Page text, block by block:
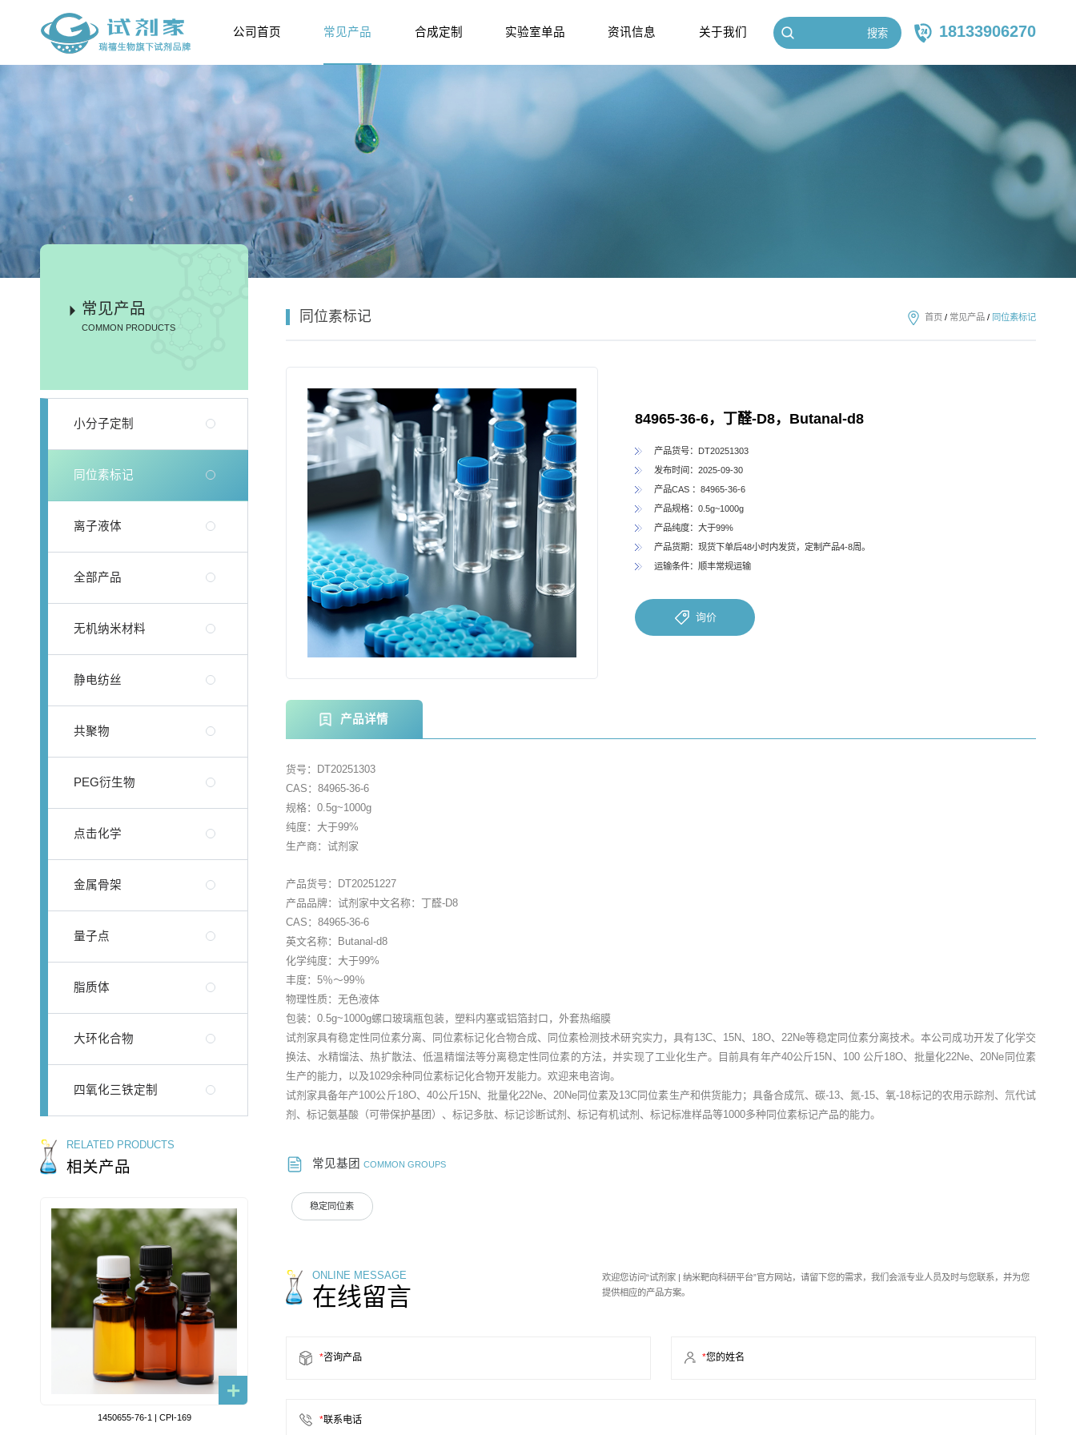
公司首页 常见产品 合成定制 实验室单品 资讯信息 关于我们 搜索 18133906270
常见产品
COMMON PRODUCTS
小分子定制
同位素标记
离子液体
全部产品
无机纳米材料
静电纺丝
共聚物
PEG衍生物
点击化学
金属骨架
量子点
脂质体
大环化合物
四氧化三铁定制
RELATED PRODUCTS
相关产品
1450655-76-1 | CPI-169
同位素标记 首页 / 常见产品 / 同位素标记
84965-36-6，丁醛-D8，Butanal-d8
产品货号：DT20251303
发布时间：2025-09-30
产品CAS ：84965-36-6
产品规格：0.5g~1000g
产品纯度：大于99%
产品货期：现货下单后48小时内发货，定制产品4-8周。
运输条件：顺丰常规运输
询价
产品详情
货号：DT20251303
CAS：84965-36-6
规格：0.5g~1000g
纯度：大于99%
生产商：试剂家
产品货号：DT20251227
产品品牌：试剂家中文名称：丁醛-D8
CAS：84965-36-6
英文名称：Butanal-d8
化学纯度：大于99%
丰度：5％～99％
物理性质：无色液体
包装：0.5g~1000g螺口玻璃瓶包装，塑料内塞或铝箔封口，外套热缩膜
试剂家具有稳定性同位素分离、同位素标记化合物合成、同位素检测技术研究实力，具有13C、15N、18O、22Ne等稳定同位素分离技术。本公司成功开发了化学交
换法、水精馏法、热扩散法、低温精馏法等分离稳定性同位素的方法，并实现了工业化生产。目前具有年产40公斤15N、100 公斤18O、批量化22Ne、20Ne同位素
生产的能力，以及1029余种同位素标记化合物开发能力。欢迎来电咨询。
试剂家具备年产100公斤18O、40公斤15N、批量化22Ne、20Ne同位素及13C同位素生产和供货能力；具备合成氘、碳-13、氮-15、氧-18标记的农用示踪剂、氘代试
剂、标记氨基酸（可带保护基团）、标记多肽、标记诊断试剂、标记有机试剂、标记标准样品等1000多种同位素标记产品的能力。
常见基团COMMON GROUPS
稳定同位素
ONLINE MESSAGE
在线留言
欢迎您访问“试剂家 | 纳米靶向科研平台”官方网站，请留下您的需求，我们会派专业人员及时与您联系，并为您
提供相应的产品方案。
*咨询产品 *您的姓名
*联系电话